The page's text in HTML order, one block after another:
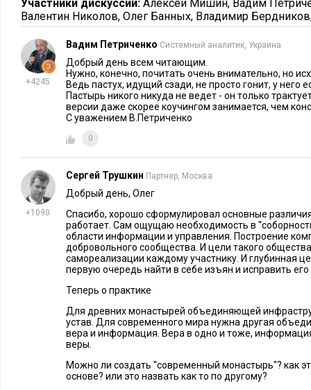
программах МВА, которые сплошь родом из
Похоже, протестантско-миссионерская установка
восточному духу?
Прежде, чем мы обратимся к «восточному духу», кратко
базовой установке родом с Запада, которая была бы
столько людских судеб. На языке нашей триады
звучит так: «я - нормален, мир - нормален, бизнес-
предпринимателя - в создании великой компании,
Что в этом опасного для судеб людей?
В том, что средство становится целью и это всегда ведет к
строит «великую компанию» с самой большой
(за которым, разумеется, стоит почти всегда собственная
приводит к созданию всех тех нынешних корпораций-
капитализацию за $100 млрд., в которых люди изнывают
производя какую-нибудь газированную отраву...
Но капитализация за $100 млрд - это отнюдь не
того, что проект бизнеса был удачен...
$100 млрд. капитализации может быть следствием
Участники дискуссии: Алексей Мишин, Вадим
Валентин Николов, Олег Банных, Владимир Бердников
+4245
Вадим Петриченко Системный аналитик, Украина
Добрый день всем читающим.
Нужно, конечно, почитать очень внимательно, но
Ведь пастух, идущий сзади, не просто гонит, у него
Пастырь никого никуда не ведет - он только
версии даже скорее коучингом занимается, чем
С уважением В.Петриченко
0
+1090
Сергей Трушкин Партнер, Москва
Добрый день, Олег
Спасибо, хорошо сформулировал основные
работает. Сам ощущаю необходимость в
области информации и управления. Построение
добровольного сообщества. И цели такого
самореализации каждому участнику. И глубинная
первую очередь найти в себе изъян и исправить
Теперь о практике
Для древних монастырей объединяющей
устав. Для современного мира нужна другая
вера и информация. Вера в одно и тоже,
веры.
Можно ли создать ''современный монастырь''? как
основе? или это назвать как то по другому?